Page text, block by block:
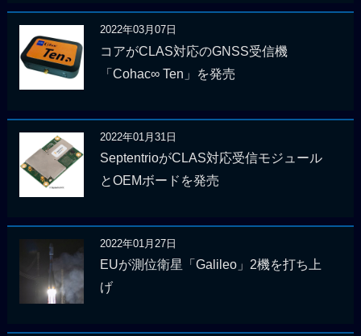
2022年03月07日
コアがCLAS対応のGNSS受信機
「Cohac∞ Ten」を発売
2022年01月31日
SeptentrioがCLAS対応受信モジュール
とOEMボードを発売
2022年01月27日
EUが測位衛星「Galileo」2機を打ち上
げ